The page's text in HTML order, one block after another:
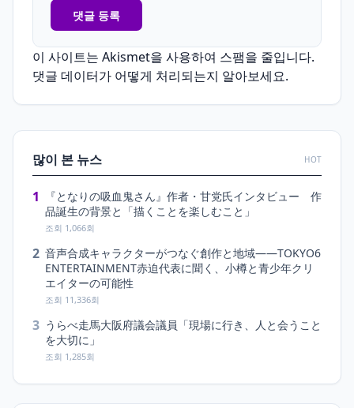
이 사이트는 Akismet을 사용하여 스팸을 줄입니다.
댓글 데이터가 어떻게 처리되는지 알아보세요.
많이 본 뉴스 HOT
1
『となりの吸血鬼さん』作者・甘党氏インタビュー 作
品誕生の背景と「描くことを楽しむこと」
조회 1,066회
2 音声合成キャラクターがつなぐ創作と地域――TOKYO6
ENTERTAINMENT赤迫代表に聞く、小樽と青少年クリ
エイターの可能性
조회 11,336회
3 うらべ走馬大阪府議会議員「現場に行き、人と会うこと
を大切に」
조회 1,285회